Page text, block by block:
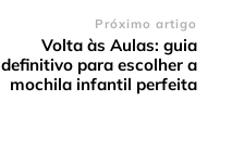
Próximo artigo
Volta às Aulas: guia
definitivo para escolher a
mochila infantil perfeita